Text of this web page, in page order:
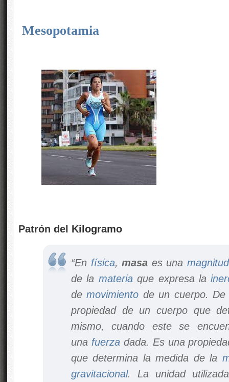
Mesopotamia
Patrón del Kilogramo
“En física,masa es una
de la materia ​ que expresa la
demovimiento de un cuerpo.
propiedad de un cuerpo que
mismo, cuando este se
una fuerza dada. Es una
que determina la medida de la
gravitacional. La unidad